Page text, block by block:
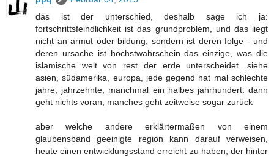
das ist der unterschied, deshalb sage ich ja:
fortschrittsfeindlichkeit ist das grundproblem, und das liegt
nicht an armut oder bildung, sondern ist deren folge - und
deren ursache ist höchstwahrschein das einzige, was die
islamische welt von rest der erde unterscheidet. siehe
asien, südamerika, europa, jede gegend hat mal schlechte
jahre, jahrzehnte, manchmal ein halbes jahrhundert. dann
geht nichts voran, manches geht zeitweise sogar zurück
aber welche andere erklärtermaßen von einem
glaubensband geeinigte region kann darauf verweisen,
heute einen entwicklungsstand erreicht zu haben, der hinter